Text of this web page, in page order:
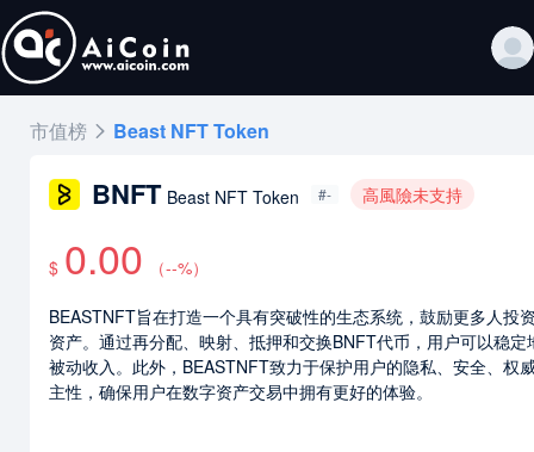
市值榜 Beast NFT Token
BNFT Beast NFT Token #- 高風險未支持
$ 0.00 （--%）
BEASTNFT旨在打造一个具有突破性的生态系统，鼓励更多人投
资产。通过再分配、映射、抵押和交换BNFT代币，用户可以稳定
被动收入。此外，BEASTNFT致力于保护用户的隐私、安全、权
主性，确保用户在数字资产交易中拥有更好的体验。